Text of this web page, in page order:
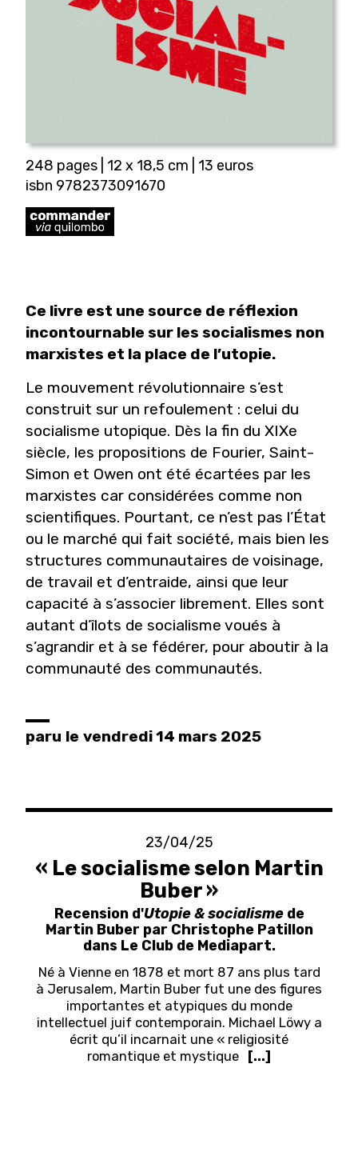
248 pages | 12 x 18,5 cm | 13 euros
isbn 9782373091670
Ce livre est une source de réflexion
incontournable sur les socialismes non
marxistes et la place de l’utopie.
Le mouvement révolutionnaire s’est
construit sur un refoulement : celui du
socialisme utopique. Dès la fin du XIXe
siècle, les propositions de Fourier, Saint-
Simon et Owen ont été écartées par les
marxistes car considérées comme non
scientifiques. Pourtant, ce n’est pas l’État
ou le marché qui fait société, mais bien les
structures communautaires de voisinage,
de travail et d’entraide, ainsi que leur
capacité à s’associer librement. Elles sont
autant d’îlots de socialisme voués à
s’agrandir et à se fédérer, pour aboutir à la
communauté des communautés.
paru le vendredi 14 mars 2025
23/04/25
« Le socialisme selon Martin
Buber »
Recension d'Utopie & socialismede
Martin Buber par Christophe Patillon
dans Le Club de Mediapart.
Né à Vienne en 1878 et mort 87 ans plus tard
à Jerusalem, Martin Buber fut une des figures
importantes et atypiques du monde
intellectuel juif contemporain. Michael Löwy a
écrit qu’il incarnait une « religiosité
romantique et mystique [...]